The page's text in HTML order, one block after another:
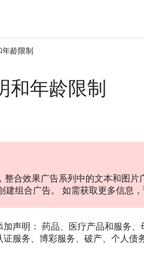
定位
龄限制
和年龄限制
整合效果广告系列中的文本和图
建组合广告。 如需获取更多信息
声明： 药品、医疗产品和服务
服务、博彩服务、破产、个人债